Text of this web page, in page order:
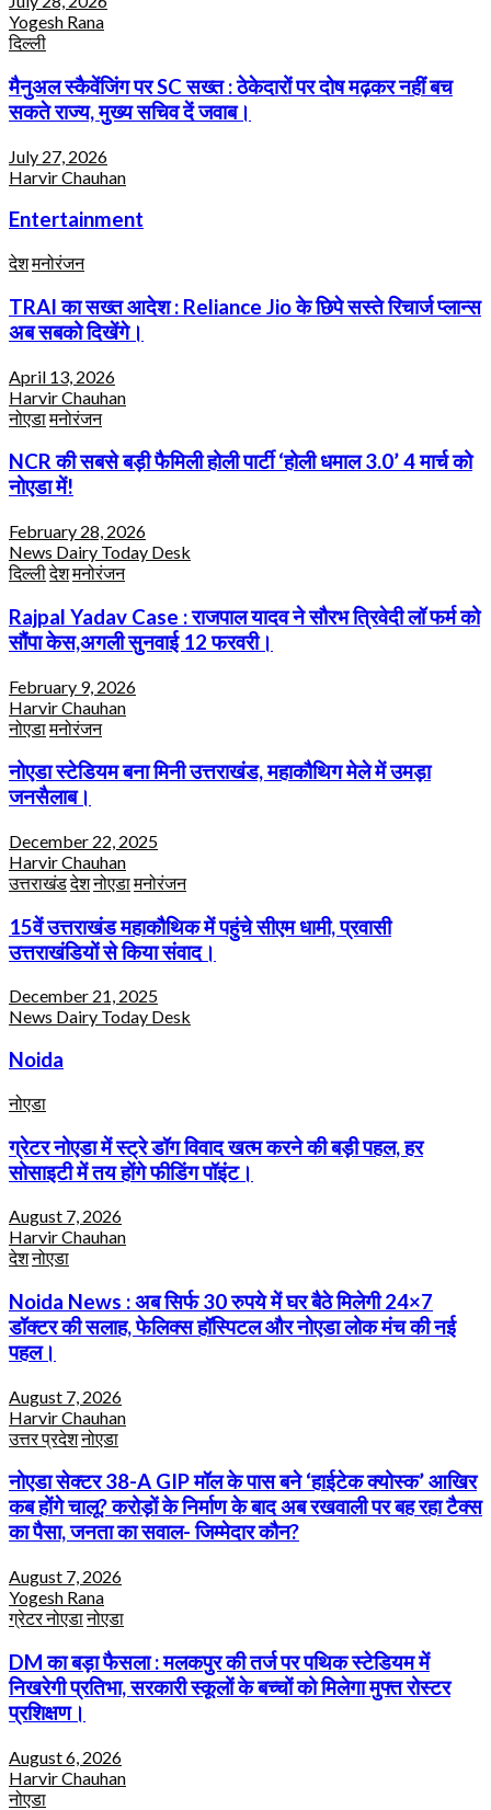
Yogesh Rana
दिल्ली
मैनुअल स्कैवेंजिंग पर SC सख्त : ठेकेदारों पर दोष मढ़कर नहीं बच
सकते राज्य, मुख्य सचिव दें जवाब।
July 27, 2026
Harvir Chauhan
Entertainment
देशमनोरंजन
TRAI का सख्त आदेश : Reliance Jio के छिपे सस्ते रिचार्ज प्लान्स
अब सबको दिखेंगे।
April 13, 2026
Harvir Chauhan
नोएडामनोरंजन
NCR की सबसे बड़ी फैमिली होली पार्टी ‘होली धमाल 3.0’ 4 मार्च को
नोएडा में!
February 28, 2026
News Dairy Today Desk
दिल्लीदेशमनोरंजन
Rajpal Yadav Case : राजपाल यादव ने सौरभ त्रिवेदी लॉ फर्म को
सौंपा केस,अगली सुनवाई 12 फरवरी।
February 9, 2026
Harvir Chauhan
नोएडामनोरंजन
नोएडा स्टेडियम बना मिनी उत्तराखंड, महाकौथिग मेले में उमड़ा
जनसैलाब।
December 22, 2025
Harvir Chauhan
उत्तराखंडदेशनोएडामनोरंजन
15वें उत्तराखंड महाकौथिक में पहुंचे सीएम धामी, प्रवासी
उत्तराखंडियों से किया संवाद।
December 21, 2025
News Dairy Today Desk
Noida
नोएडा
ग्रेटर नोएडा में स्ट्रे डॉग विवाद खत्म करने की बड़ी पहल, हर
सोसाइटी में तय होंगे फीडिंग पॉइंट।
August 7, 2026
Harvir Chauhan
देशनोएडा
Noida News : अब सिर्फ 30 रुपये में घर बैठे मिलेगी 24×7
डॉक्टर की सलाह, फेलिक्स हॉस्पिटल और नोएडा लोक मंच की नई
पहल।
August 7, 2026
Harvir Chauhan
उत्तर प्रदेशनोएडा
नोएडा सेक्टर 38-A GIP मॉल के पास बने ‘हाईटेक क्योस्क’ आखिर
कब होंगे चालू? करोड़ों के निर्माण के बाद अब रखवाली पर बह रहा टैक्स
का पैसा, जनता का सवाल- जिम्मेदार कौन?
August 7, 2026
Yogesh Rana
ग्रेटर नोएडानोएडा
DM का बड़ा फैसला : मलकपुर की तर्ज पर पथिक स्टेडियम में
निखरेगी प्रतिभा, सरकारी स्कूलों के बच्चों को मिलेगा मुफ्त रोस्टर
प्रशिक्षण।
August 6, 2026
Harvir Chauhan
नोएडा